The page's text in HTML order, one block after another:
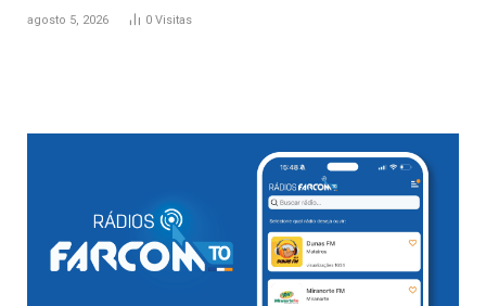
agosto 5, 2026 0 Visitas